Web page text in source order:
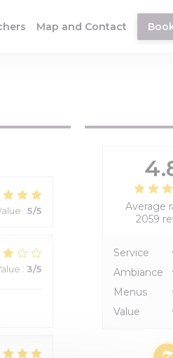
((opens in a new window))
Map and Contact
: 5/5
: 3/5
Average
2059
Service
Ambiance
Menus
Value